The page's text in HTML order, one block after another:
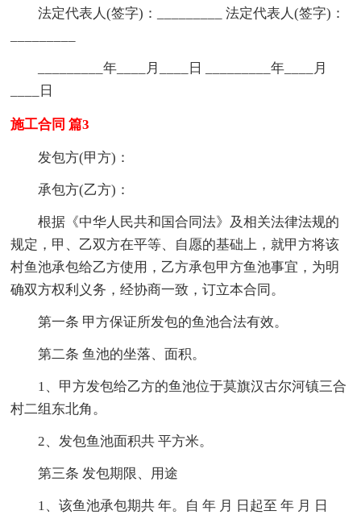
法定代表人(签字)：_________ 法定代表人(签字)：
_________年____月____日 _________年____月
____日
施工合同 篇3
发包方(甲方)：
承包方(乙方)：
根据《中华人民共和国合同法》及相关法律法规的
规定，甲、乙双方在平等、自愿的基础上，就甲方将该
村鱼池承包给乙方使用，乙方承包甲方鱼池事宜，为明
确双方权利义务，经协商一致，订立本合同。
第一条 甲方保证所发包的鱼池合法有效。
第二条 鱼池的坐落、面积。
1、甲方发包给乙方的鱼池位于莫旗汉古尔河镇三合
村二组东北角。
2、发包鱼池面积共 平方米。
第三条 发包期限、用途
1、该鱼池承包期共 年。自 年 月 日起至 年 月 日